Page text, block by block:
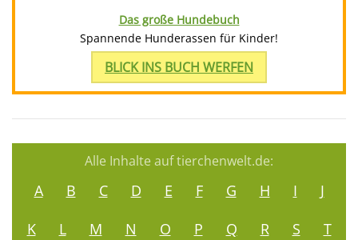
Das große Hundebuch
Spannende Hunderassen für Kinder!
BLICK INS BUCH WERFEN
Alle Inhalte auf tierchenwelt.de:
A B C D E F G H I
J
K
L M N O P Q R S
T